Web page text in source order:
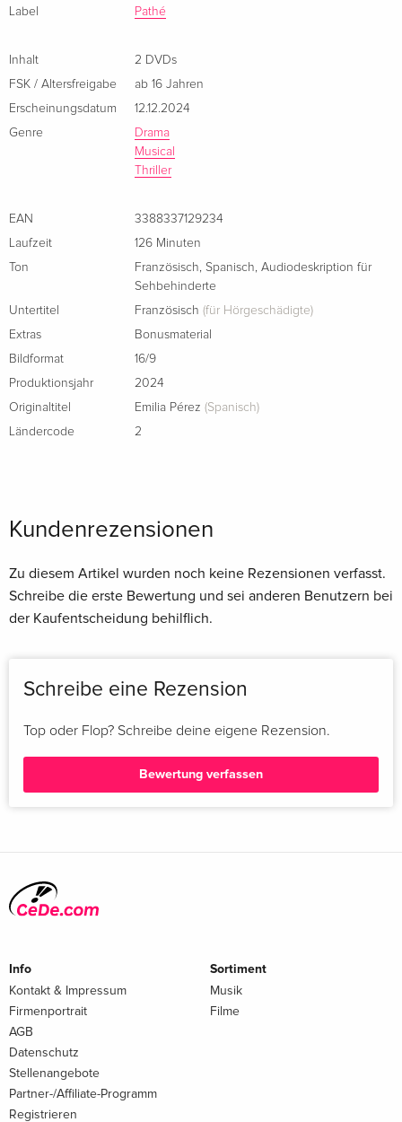
Label
Pathé
Inhalt
2 DVDs
FSK / Altersfreigabe
ab 16 Jahren
Erscheinungsdatum
12.12.2024
Genre
Drama
Musical
Thriller
EAN
3388337129234
Laufzeit
126 Minuten
Ton
Französisch Spanisch Audiodeskription für
Sehbehinderte
Untertitel
Französisch (für Hörgeschädigte)
Extras
Bonusmaterial
Bildformat
16/9
Produktionsjahr
2024
Originaltitel
Emilia Pérez (Spanisch)
Ländercode
2
Kundenrezensionen
Zu diesem Artikel wurden noch keine Rezensionen verfasst.
Schreibe die erste Bewertung und sei anderen Benutzern bei
der Kaufentscheidung behilflich.
Schreibe eine Rezension
Top oder Flop? Schreibe deine eigene Rezension.
Bewertung verfassen
Info
Kontakt & Impressum
Firmenportrait
AGB
Datenschutz
Stellenangebote
Partner-/Affiliate-Programm
Registrieren
Sortiment
Musik
Filme